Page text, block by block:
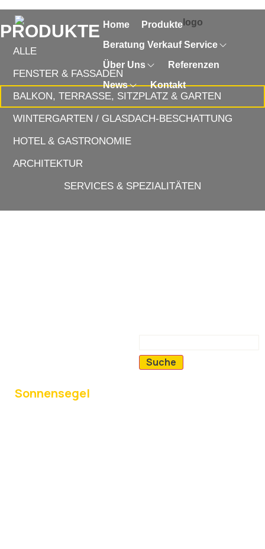
Home
Produkte
Beratung Verkauf Service
Über Uns
Referenzen
News
Kontakt
PRODUKTE
ALLE
FENSTER & FASSADEN
BALKON, TERRASSE, SITZPLATZ & GARTEN
WINTERGARTEN / GLASDACH-BESCHATTUNG
HOTEL & GASTRONOMIE
ARCHITEKTUR
SERVICES & SPEZIALITÄTEN
Suche
Sonnensegel